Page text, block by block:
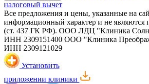
налоговый вычет
Все предложения и цены, указанные на
информационный характер и не являются
(ст. 437 ГК РФ). ООО ЛДЦ "Клиника
ИНН 2309151400 ООО "Клиника
ИНН 2309121029
Установить
приложении клиники